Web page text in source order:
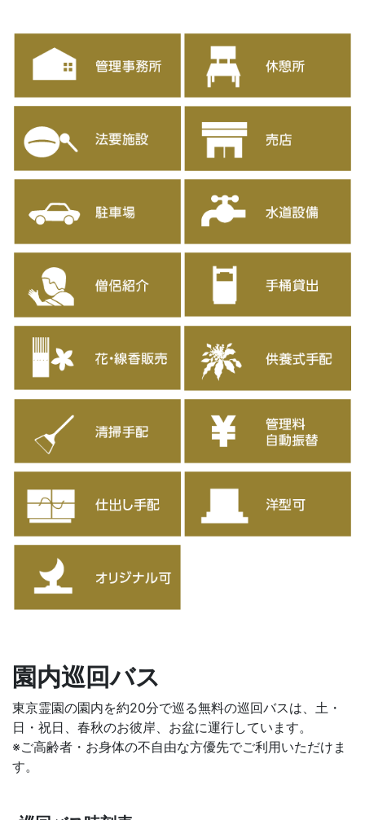
園内巡回バス
東京霊園の園内を約20分で巡る無料の巡回バスは、土・
日・祝日、春秋のお彼岸、お盆に運行しています。
※ご高齢者・お身体の不自由な方優先でご利用いただけま
す。